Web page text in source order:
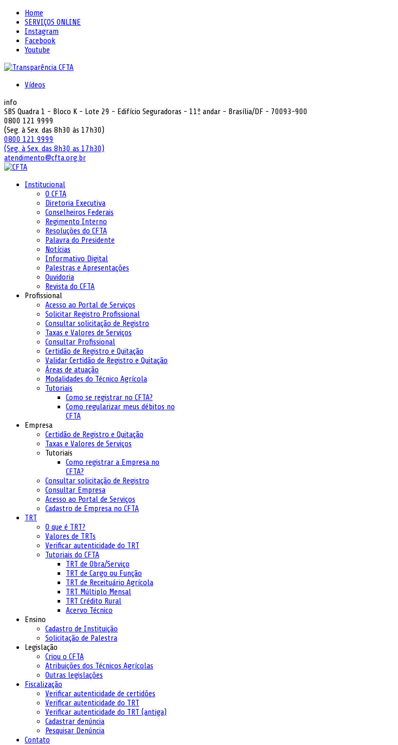
Home
SERVIÇOS ONLINE
Instagram
Facebook
Youtube
Vídeos
info
SBS Quadra 1 - Bloco K - Lote 29 - Edifício Seguradoras - 11º andar - Brasília/DF - 70093-900
0800 121 9999
(Seg. à Sex. das 8h30 às 17h30)
0800 121 9999
(Seg. à Sex. das 8h30 as 17h30)
atendimento@cfta.org.br
Institucional
O CFTA
Diretoria Executiva
Conselheiros Federais
Regimento Interno
Resoluções do CFTA
Palavra do Presidente
Notícias
Informativo Digital
Palestras e Apresentações
Ouvidoria
Revista do CFTA
Profissional
Acesso ao Portal de Serviços
Solicitar Registro Profissional
Consultar solicitação de Registro
Taxas e Valores de Serviços
Consultar Profissional
Certidão de Registro e Quitação
Validar Certidão de Registro e Quitação
Áreas de atuação
Modalidades do Técnico Agrícola
Tutoriais
Como se registrar no CFTA?
Como regularizar meus débitos no
CFTA
Empresa
Certidão de Registro e Quitação
Taxas e Valores de Serviços
Tutoriais
Como registrar a Empresa no
CFTA?
Consultar solicitação de Registro
Consultar Empresa
Acesso ao Portal de Serviços
Cadastro de Empresa no CFTA
TRT
O que é TRT?
Valores de TRTs
Verificar autenticidade do TRT
Tutoriais do CFTA
TRT de Obra/Serviço
TRT de Cargo ou Função
TRT de Receituário Agrícola
TRT Múltiplo Mensal
TRT Crédito Rural
Acervo Técnico
Ensino
Cadastro de Instituição
Solicitação de Palestra
Legislação
Criou o CFTA
Atribuições dos Técnicos Agrícolas
Outras legislações
Fiscalização
Verificar autenticidade de certidões
Verificar autenticidade do TRT
Verificar autenticidade do TRT (antiga)
Cadastrar denúncia
Pesquisar Denúncia
Contato